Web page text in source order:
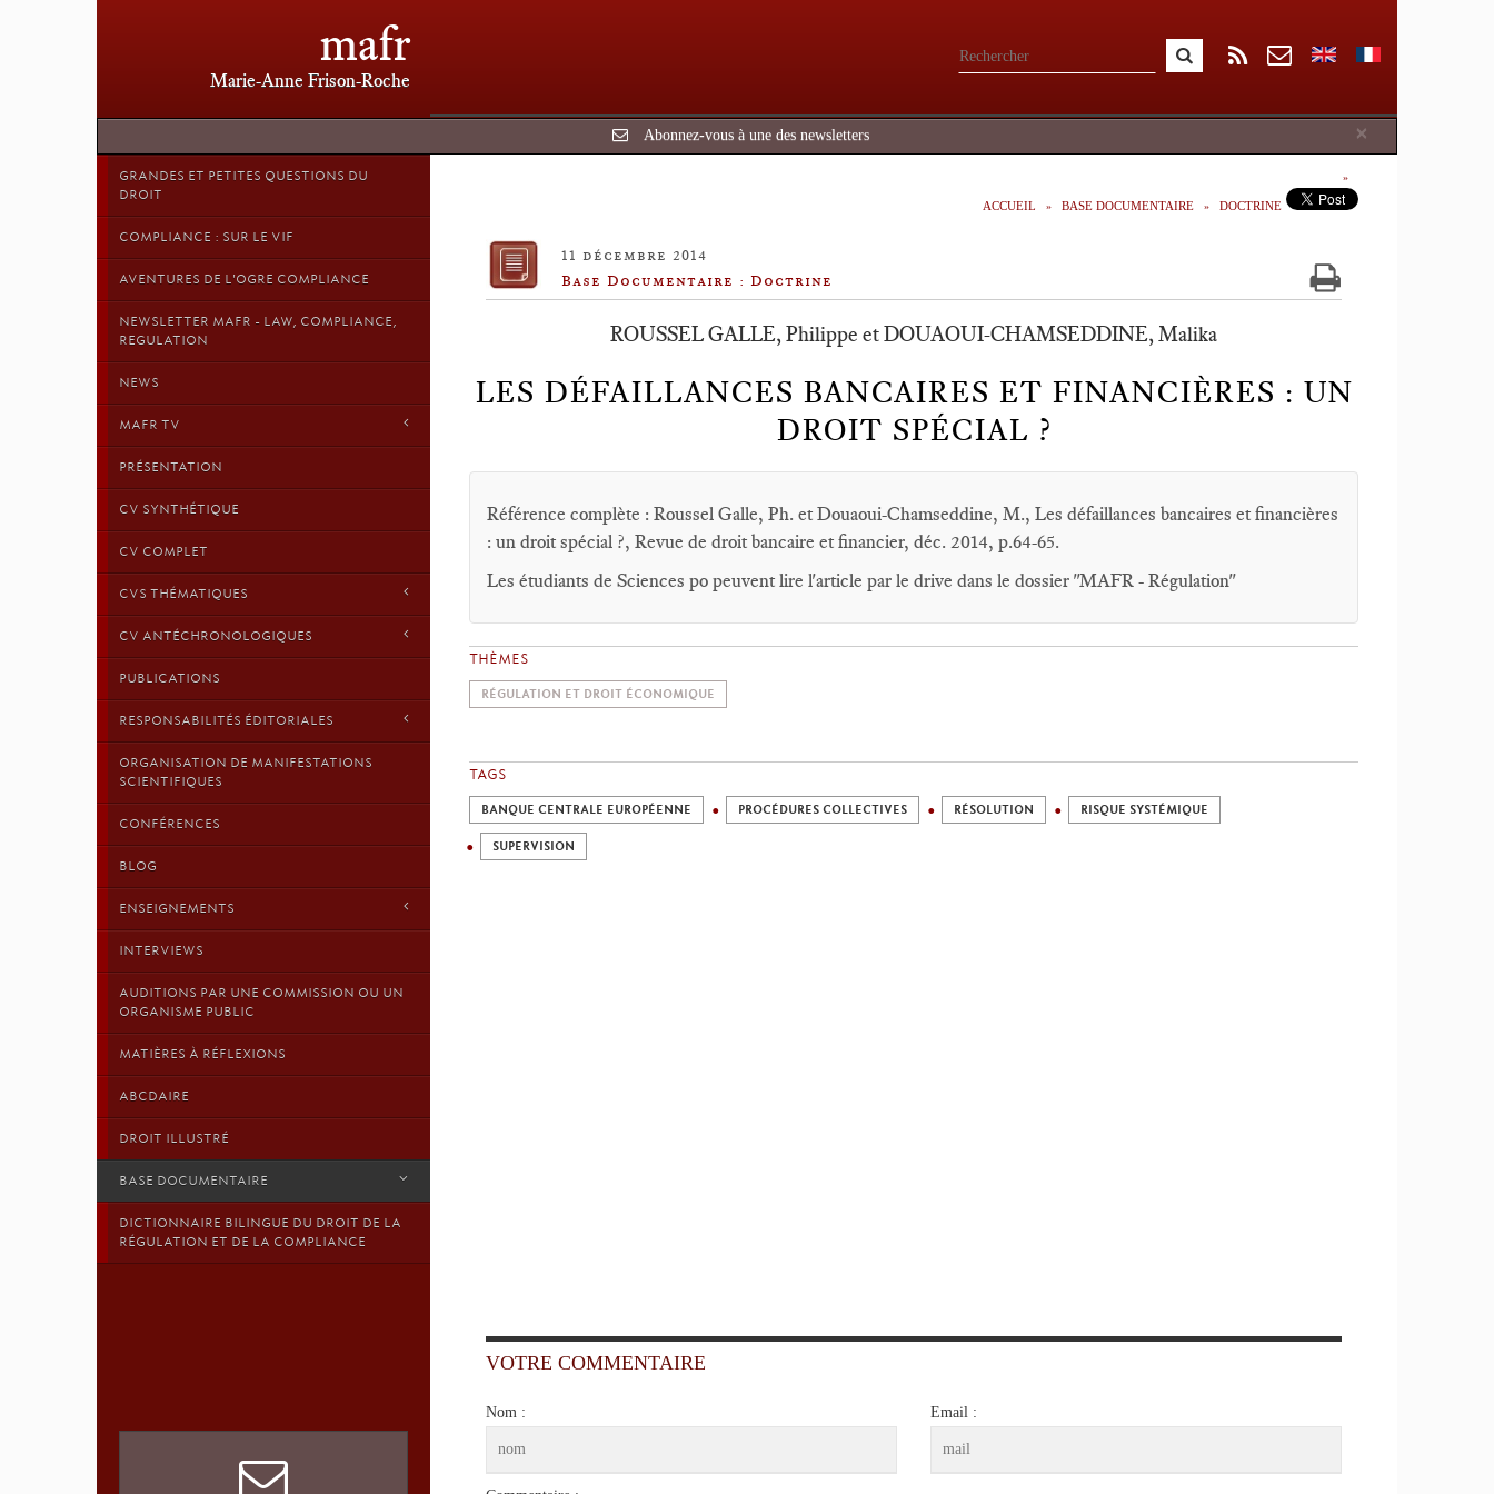
mafr
Marie-Anne Frison-Roche
×
Abonnez-vous à une des newsletters
GRANDES ET PETITES QUESTIONS DU
DROIT
COMPLIANCE : SUR LE VIF
AVENTURES DE L'OGRE COMPLIANCE
NEWSLETTER MAFR - LAW, COMPLIANCE,
REGULATION
NEWS
MAFR TV
PRÉSENTATION
CV SYNTHÉTIQUE
CV COMPLET
CVS THÉMATIQUES
CV ANTÉCHRONOLOGIQUES
PUBLICATIONS
RESPONSABILITÉS ÉDITORIALES
ORGANISATION DE MANIFESTATIONS
SCIENTIFIQUES
CONFÉRENCES
BLOG
ENSEIGNEMENTS
INTERVIEWS
AUDITIONS PAR UNE COMMISSION OU UN
ORGANISME PUBLIC
MATIÈRES À RÉFLEXIONS
ABCDAIRE
DROIT ILLUSTRÉ
BASE DOCUMENTAIRE
DICTIONNAIRE BILINGUE DU DROIT DE LA
RÉGULATION ET DE LA COMPLIANCE
ACCUEIL BASE DOCUMENTAIRE DOCTRINE
11 décembre 2014
Base Documentaire : Doctrine
ROUSSEL GALLE, Philippe et DOUAOUI-CHAMSEDDINE, Malika
LES DÉFAILLANCES BANCAIRES ET FINANCIÈRES : UN
DROIT SPÉCIAL ?
Référence complète : Roussel Galle, Ph. et Douaoui-Chamseddine, M., Les défaillances bancaires et financières
: un droit spécial ?, Revue de droit bancaire et financier, déc. 2014, p.64-65.
Les étudiants de Sciences po peuvent lire l'article par le drive dans le dossier "MAFR - Régulation"
THÈMES
RÉGULATION ET DROIT ÉCONOMIQUE
TAGS
BANQUE CENTRALE EUROPÉENNE PROCÉDURES COLLECTIVES RÉSOLUTION RISQUE SYSTÉMIQUE
SUPERVISION
VOTRE COMMENTAIRE
Nom : Email :